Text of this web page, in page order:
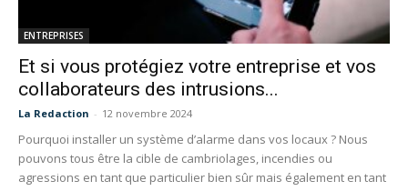
ENTREPRISES
Et si vous protégiez votre entreprise et vos
collaborateurs des intrusions...
La Redaction - 12 novembre 2024
Pourquoi installer un système d’alarme dans vos locaux ? Nous
pouvons tous être la cible de cambriolages, incendies ou
agressions en tant que particulier bien sûr mais également en tant